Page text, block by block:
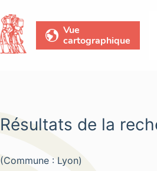
Vue
cartographique
Résultats de la
(Commune : Lyon)